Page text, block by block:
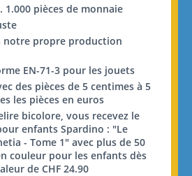
1.000 pièces de monnaie
notre propre production
EN-71-3 pour les jouets
des pièces de 5 centimes à 5
les pièces en euros
bicolore, vous recevez le
enfants Spardino : "Le
- Tome 1" avec plus de 50
couleur pour les enfants dès
de CHF 24.90